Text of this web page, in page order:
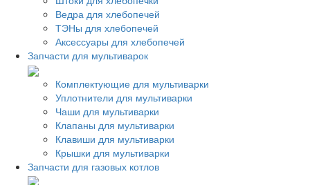
Ведра для хлебопечей
ТЭНы для хлебопечей
Аксессуары для хлебопечей
Запчасти для мультиварок
Комплектующие для мультиварки
Уплотнители для мультиварки
Чаши для мультиварки
Клапаны для мультиварки
Клавиши для мультиварки
Крышки для мультиварки
Запчасти для газовых котлов